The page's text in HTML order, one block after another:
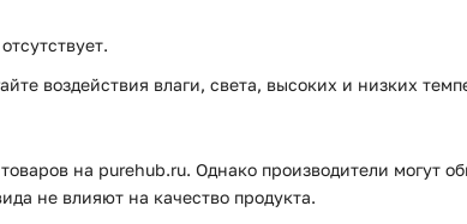
воздействия влаги, света, высоких и низких
на purehub.ru. Однако производители могут
не влияют на качество продукта.